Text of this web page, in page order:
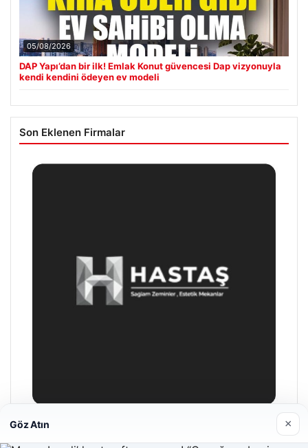
05/08/2026
DAP Yapı’dan bir ilk! Emlak Konut güvencesi Dap vizyonuyla
kendi kendini ödeyen ev modeli
Son Eklenen Firmalar
Göz Atın ×